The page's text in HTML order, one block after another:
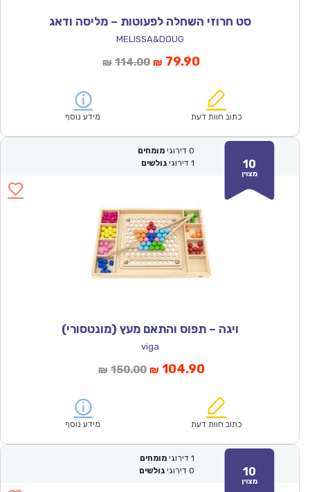
סט חרוזי השחלה לפעוטות – מליסה ודאג
MELISSA&DOUG
₪ 114.00המחיר
₪114.00.
₪ 79.90המחיר
הוא:
כתוב חוות דעת מידע נוסף
10
מצוין
0 דירוגי מומחים
1 דירוגי גולשים
ויגה – תפוס והתאם מעץ (מונטסורי)
viga
₪ 150.00המחיר
₪150.00.
₪ 104.90המחיר
הוא:
כתוב חוות דעת מידע נוסף
10
מצוין
1 דירוגי מומחים
0 דירוגי גולשים